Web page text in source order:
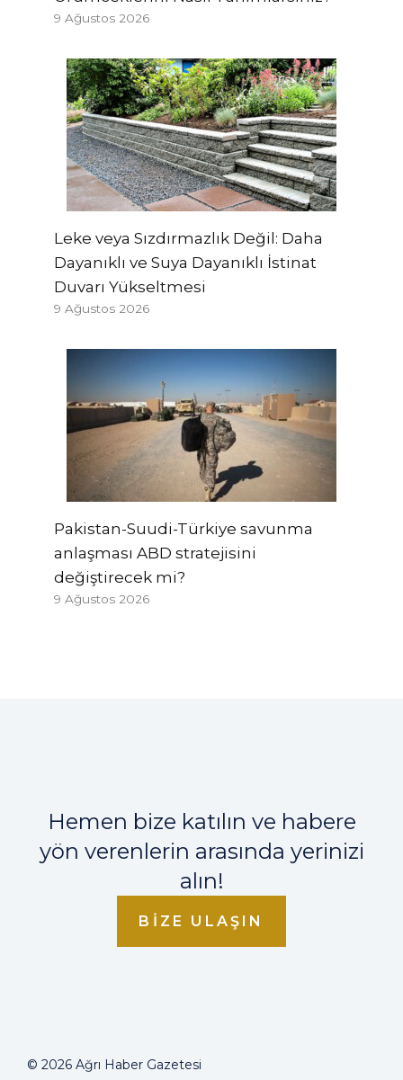
9 Ağustos 2026
Leke veya Sızdırmazlık Değil: Daha
Dayanıklı ve Suya Dayanıklı İstinat
Duvarı Yükseltmesi
9 Ağustos 2026
Pakistan-Suudi-Türkiye savunma
anlaşması ABD stratejisini
değiştirecek mi?
9 Ağustos 2026
Hemen bize katılın ve habere
yön verenlerin arasında yerinizi
alın!
BIZE ULAŞIN
© 2026 Ağrı Haber Gazetesi